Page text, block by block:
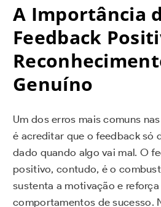
A Importância
Feedback
Genuíno
Um dos erros mais comuns
é acreditar que o feedback só
dado quando algo vai mal. O
positivo, contudo, é o
sustenta a motivação e
comportamentos de sucesso.